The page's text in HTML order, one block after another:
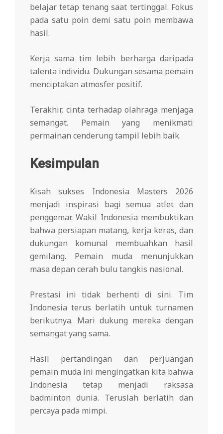
belajar tetap tenang saat tertinggal. Fokus
pada satu poin demi satu poin membawa
hasil.
Kerja sama tim lebih berharga daripada
talenta individu. Dukungan sesama pemain
menciptakan atmosfer positif.
Terakhir, cinta terhadap olahraga menjaga
semangat. Pemain yang menikmati
permainan cenderung tampil lebih baik.
Kesimpulan
Kisah sukses Indonesia Masters 2026
menjadi inspirasi bagi semua atlet dan
penggemar. Wakil Indonesia membuktikan
bahwa persiapan matang, kerja keras, dan
dukungan komunal membuahkan hasil
gemilang. Pemain muda menunjukkan
masa depan cerah bulu tangkis nasional.
Prestasi ini tidak berhenti di sini. Tim
Indonesia terus berlatih untuk turnamen
berikutnya. Mari dukung mereka dengan
semangat yang sama.
Hasil pertandingan dan perjuangan
pemain muda ini mengingatkan kita bahwa
Indonesia tetap menjadi raksasa
badminton dunia. Teruslah berlatih dan
percaya pada mimpi.